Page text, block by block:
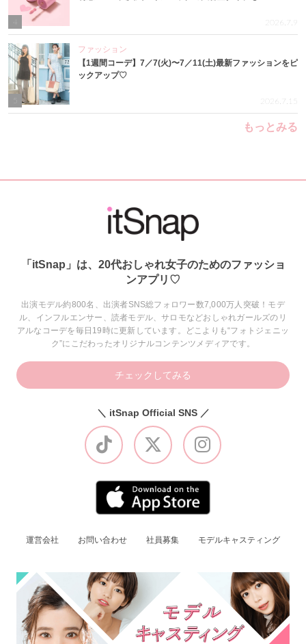
4 2026.7.9
ファッション
【1週間コーデ】7／7(火)〜7／11(土)最新ファッションをピ
ックアップ♡
2026.7.15
もっとみる
「itSnap」は、20代おしゃれ女子のためのファッショ
ンアプリ♡
出演モデル約800名、出演者SNS総フォロワー数7,000万人突破！モデ
ル、インフルエンサー、読者モデル、サロモなどおしゃれガールズのリ
アルなコーデを毎日19時に更新しています。どこよりも“フォトジェニッ
ク”にこだわったオリジナルコンテンツメディアです。
チェックしてみる
＼ itSnap Official SNS ／
運営会社 お問い合わせ 社員募集 モデルキャスティング